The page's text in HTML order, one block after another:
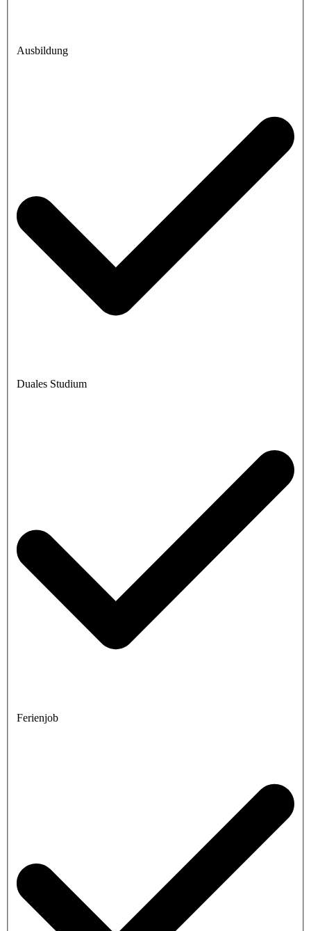
Ausbildung
Duales Studium
Ferienjob